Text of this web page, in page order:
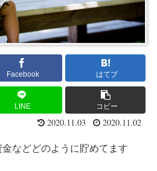
Facebook はてブ
LINE コピー
2020.11.03 2020.11.02
などどのように貯めてます